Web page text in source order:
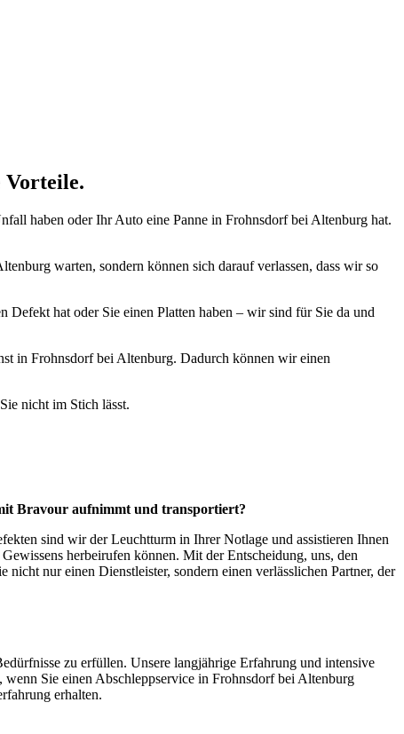
Vorteile.
haben oder Ihr Auto eine Panne in Frohnsdorf bei Altenburg hat.
warten, sondern können sich darauf verlassen, dass wir so
hat oder Sie einen Platten haben – wir sind für Sie da und
in Frohnsdorf bei Altenburg. Dadurch können wir einen
nicht im Stich lässt.
Bravour aufnimmt und transportiert?
sind wir der Leuchtturm in Ihrer Notlage und assistieren Ihnen
herbeirufen können. Mit der Entscheidung, uns, den
nur einen Dienstleister, sondern einen verlässlichen Partner, der
zu erfüllen. Unsere langjährige Erfahrung und intensive
wenn Sie einen Abschleppservice in Frohnsdorf bei Altenburg
erhalten.